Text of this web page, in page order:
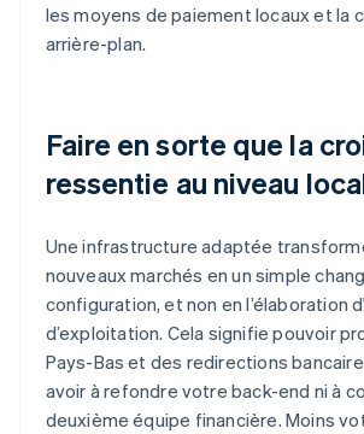
les moyens de paiement locaux et la
arrière-plan.
Faire en sorte que la
ressentie au niveau
Une infrastructure adaptée
nouveaux marchés en un simple
configuration, et non en l’élaboration
d’exploitation. Cela signifie pouvoir
Pays-Bas et des redirections
avoir à refondre votre back-end ni à
deuxième équipe financière. Moins